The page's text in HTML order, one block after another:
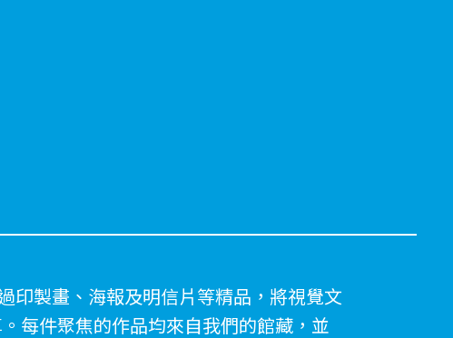
印製畫、海報及明信片等精品，將視覺文
每件聚焦的作品均來自我們的館藏，並